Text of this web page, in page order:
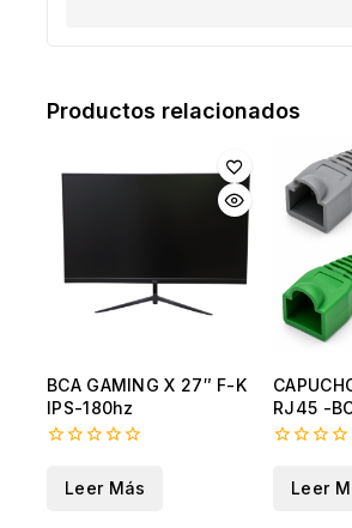
Productos relacionados
BCA GAMING X 27″ F-K
IPS-180hz
fueraLeer Más
RJ45 -
fueraLeer